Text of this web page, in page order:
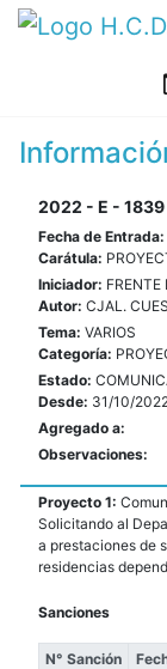
2022 - E - 1839
Fecha de Entrada:
Carátula:
Iniciador: FRENTE
Autor: CJAL.
Tema: VARIOS
Categoría:
Estado:
Desde: 31/10/
Agregado a:
Observaciones:
Proyecto 1:
Solicitando al
a prestaciones de
residencias
Sanciones
N° Sanción